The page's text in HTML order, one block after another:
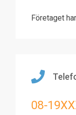
Företaget
08-